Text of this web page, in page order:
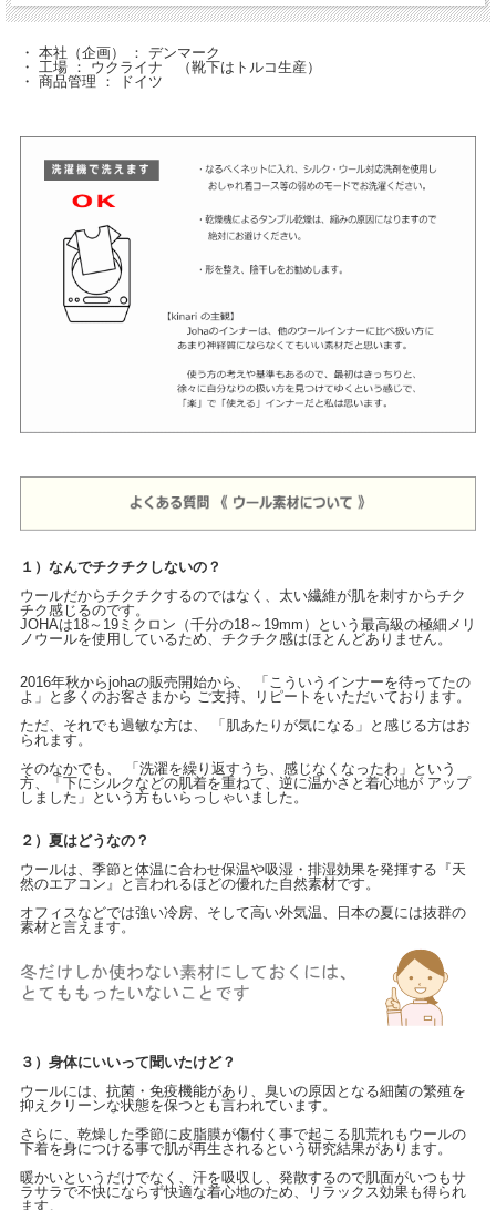
・ 本社（企画） ： デンマーク
・ 工場 ： ウクライナ （靴下はトルコ生産）
・ 商品管理 ： ドイツ
１）なんでチクチクしないの？
ウールだからチクチクするのではなく、太い繊維が肌を刺すからチク
チク感じるのです。
JOHAは18～19ミクロン（千分の18～19mm）という最高級の極細メリ
ノウールを使用しているため、チクチク感はほとんどありません。
2016年秋からjohaの販売開始から、 「こういうインナーを待ってたの
よ」と多くのお客さまから ご支持、リピートをいただいております。
ただ、それでも過敏な方は、 「肌あたりが気になる」と感じる方はお
られます。
そのなかでも、 「洗濯を繰り返すうち、感じなくなったわ」という
方、「下にシルクなどの肌着を重ねて、逆に温かさと着心地が アップ
しました」という方もいらっしゃいました。
２）夏はどうなの？
ウールは、季節と体温に合わせ保温や吸湿・排湿効果を発揮する『天
然のエアコン』と言われるほどの優れた自然素材です。
オフィスなどでは強い冷房、そして高い外気温、日本の夏には抜群の
素材と言えます。
３）身体にいいって聞いたけど？
ウールには、抗菌・免疫機能があり、臭いの原因となる細菌の繁殖を
抑えクリーンな状態を保つとも言われています。
さらに、乾燥した季節に皮脂膜が傷付く事で起こる肌荒れもウールの
下着を身につける事で肌が再生されるという研究結果があります。
暖かいというだけでなく、汗を吸収し、発散するので肌面がいつもサ
ラサラで不快にならず快適な着心地のため、リラックス効果も得られ
ます。